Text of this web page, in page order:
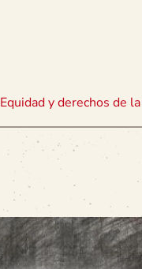
Equidad y derechos de